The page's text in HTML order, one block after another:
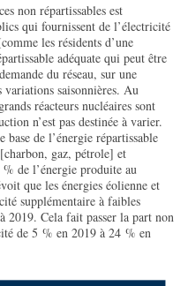
non répartissables est
qui fournissent de l’électricité
les résidents d’une
adéquate qui peut être
du réseau, sur une
saisonnières. Au
réacteurs nucléaires sont
n’est pas destinée à varier.
de l’énergie répartissable
gaz, pétrole] et
de l’énergie produite au
que les énergies éolienne et
supplémentaire à faibles
2019. Cela fait passer la part non
de 5 % en 2019 à 24 % en